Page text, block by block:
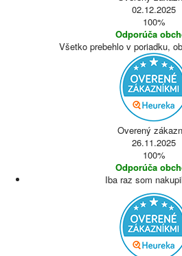
02.12.2025
100%
Odporúča
Všetko prebehlo v poriadku,
Overený
26.11.2025
100%
Odporúča
Iba raz som